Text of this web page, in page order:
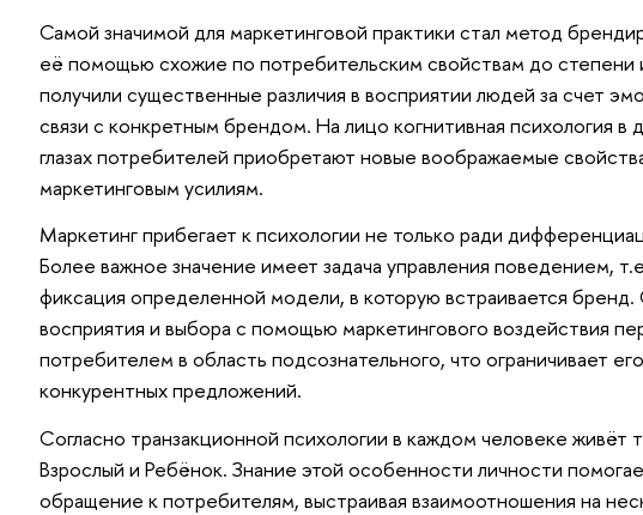
Самой значимой для маркетинговой практики стал метод
её помощью схожие по потребительским свойствам до
получили существенные различия в восприятии людей за счет
связи с конкретным брендом. На лицо когнитивная психология
глазах потребителей приобретают новые воображаемые
маркетинговым усилиям.
Маркетинг прибегает к психологии не только ради
Более важное значение имеет задача управления поведением,
фиксация определенной модели, в которую встраивается бренд.
восприятия и выбора с помощью маркетингового воздействия
потребителем в область подсознательного, что ограничивает
конкурентных предложений.
Согласно транзакционной психологии в каждом человеке живёт
Взрослый и Ребёнок. Знание этой особенности личности
обращение к потребителям, выстраивая взаимоотношения на